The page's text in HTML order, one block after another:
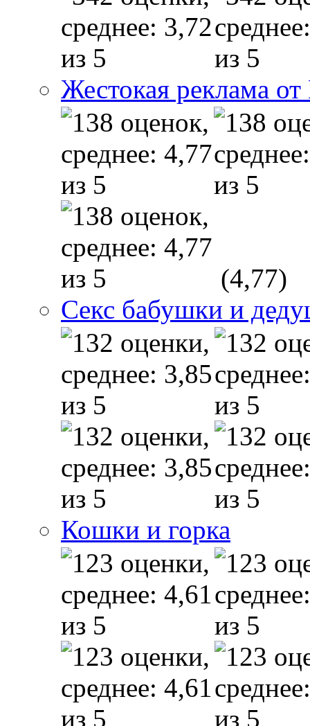
Жестокая реклама
(4,77)
Секс бабушки и
Кошки и горка